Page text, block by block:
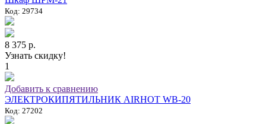
Код: 29734
8 375 р.
Узнать скидку!
1
Добавить к сравнению
ЭЛЕКТРОКИПЯТИЛЬНИК AIRHOT WB-20
Код: 27202